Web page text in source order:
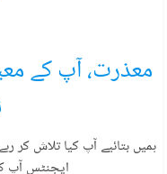
معذرت، آپ کے
ایجنٹس آپ